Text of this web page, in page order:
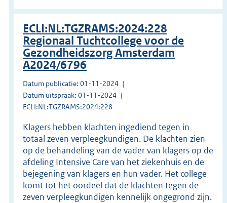
ECLI:NL:TGZRAMS:2024:228
Regionaal Tuchtcollege voor de
Gezondheidszorg Amsterdam
A2024/6796
Datum publicatie: 01-11-2024
Datum uitspraak: 01-11-2024
ECLI:NL:TGZRAMS:2024:228
Klagers hebben klachten ingediend tegen in
totaal zeven verpleegkundigen. De klachten zien
op de behandeling van de vader van klagers op de
afdeling Intensive Care van het ziekenhuis en de
bejegening van klagers en hun vader. Het college
komt tot het oordeel dat de klachten tegen de
zeven verpleegkundigen kennelijk ongegrond zijn.